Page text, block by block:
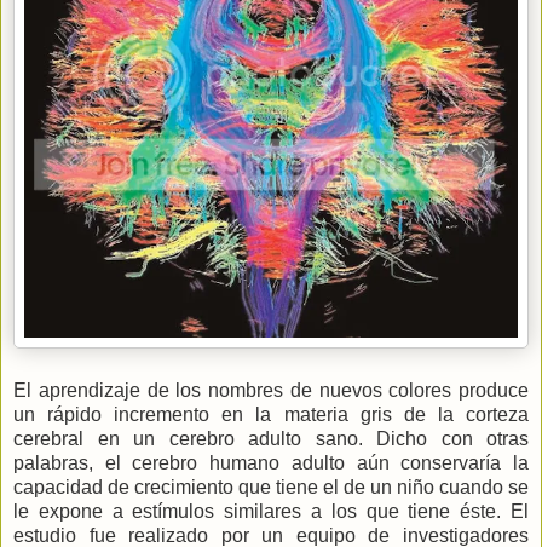
El aprendizaje de los nombres de nuevos colores produce
un rápido incremento en la materia gris de la corteza
cerebral en un cerebro adulto sano. Dicho con otras
palabras, el cerebro humano adulto aún conservaría la
capacidad de crecimiento que tiene el de un niño cuando se
le expone a estímulos similares a los que tiene éste. El
estudio fue realizado por un equipo de investigadores